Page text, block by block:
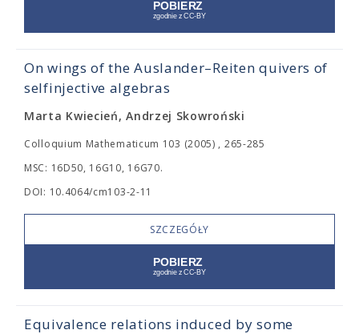
On wings of the Auslander–Reiten quivers of
selfinjective algebras
Marta Kwiecień, Andrzej Skowroński
Colloquium Mathematicum 103 (2005) , 265-285
MSC: 16D50, 16G10, 16G70.
DOI: 10.4064/cm103-2-11
SZCZEGÓŁY
Equivalence relations induced by some